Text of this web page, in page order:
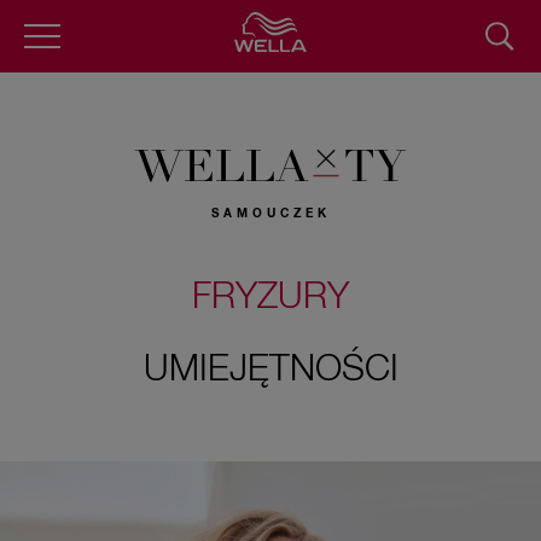
WELLA TY
SAMOUCZEK
FRYZURY
UMIEJĘTNOŚCI